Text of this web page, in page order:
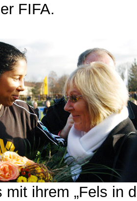
FIFA.
mit ihrem „Fels in